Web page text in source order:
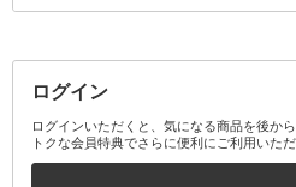
その他オーラルケア
ボディケアキット
その他キット・セット
ログイン
ログインいただくと、気になる商品を後か
トクな会員特典でさらに便利にご利用いただ